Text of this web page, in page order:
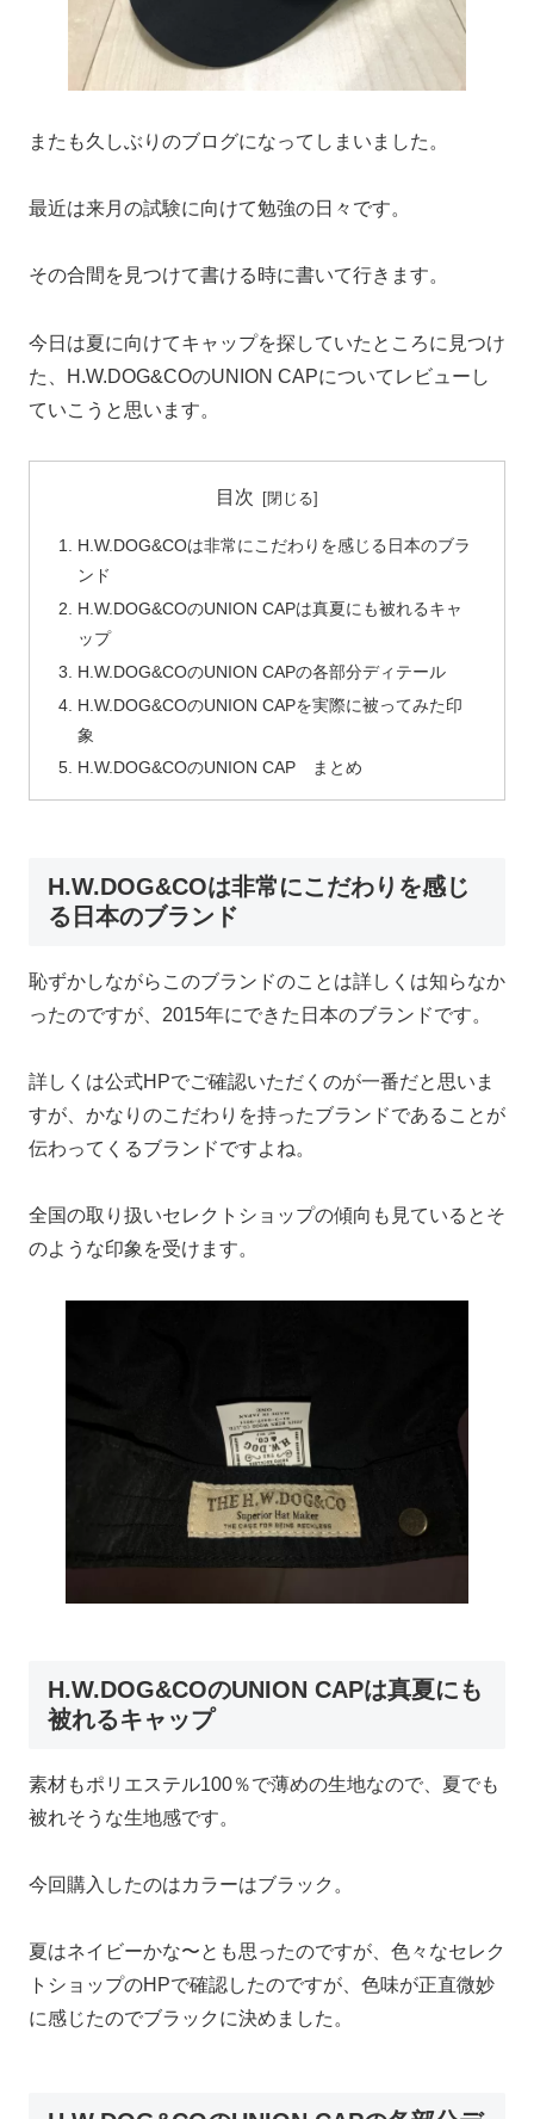
またも久しぶりのブログになってしまいました。
最近は来月の試験に向けて勉強の日々です。
その合間を見つけて書ける時に書いて行きます。
今日は夏に向けてキャップを探していたところに見つけ
た、H.W.DOG&COのUNION CAPについてレビューし
ていこうと思います。
目次
H.W.DOG&COは非常にこだわりを感じる日本のブラ
ンド
H.W.DOG&COのUNION CAPは真夏にも被れるキャ
ップ
H.W.DOG&COのUNION CAPの各部分ディテール
H.W.DOG&COのUNION CAPを実際に被ってみた印
象
H.W.DOG&COのUNION CAP まとめ
H.W.DOG&COは非常にこだわりを感じ
る日本のブランド
恥ずかしながらこのブランドのことは詳しくは知らなか
ったのですが、2015年にできた日本のブランドです。
詳しくは公式HPでご確認いただくのが一番だと思いま
すが、かなりのこだわりを持ったブランドであることが
伝わってくるブランドですよね。
全国の取り扱いセレクトショップの傾向も見ているとそ
のような印象を受けます。
H.W.DOG&COのUNION CAPは真夏にも
被れるキャップ
素材もポリエステル100％で薄めの生地なので、夏でも
被れそうな生地感です。
今回購入したのはカラーはブラック。
夏はネイビーかな〜とも思ったのですが、色々なセレク
トショップのHPで確認したのですが、色味が正直微妙
に感じたのでブラックに決めました。